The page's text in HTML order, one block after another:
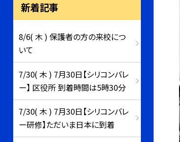
新着記事
8/6( 木 ) 保護者の方の来校につ
いて
7/30( 木 ) 7月30日【シリコンバレ
ー】 区役所 到着時間は5時30分
7/30( 木 ) 7月30日【シリコンバレ
ー研修】ただいま日本に到着